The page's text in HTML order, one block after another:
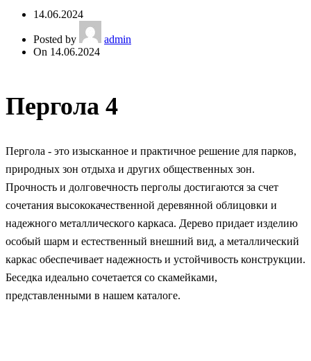
14.06.2024
Posted by
admin
On 14.06.2024
Пергола 4
Пергола - это изысканное и практичное решение для парков,
природных зон отдыха и других общественных зон.
Прочность и долговечность перголы достигаются за счет
сочетания высококачественной деревянной облицовки и
надежного металлического каркаса. Дерево придает изделию
особый шарм и естественный внешний вид, а металлический
каркас обеспечивает надежность и устойчивость конструкции.
Беседка идеально сочетается со скамейками,
представленными в нашем каталоге.